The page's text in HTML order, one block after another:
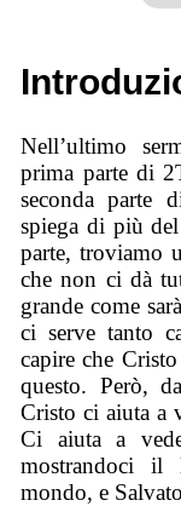
Nell’ultimo
prima parte di
seconda parte
spiega di più
parte, troviamo
che non ci dà
grande come
ci serve tanto
capire che
questo. Però,
Cristo ci aiuta a
Ci aiuta a
mostrandoci
mondo, e